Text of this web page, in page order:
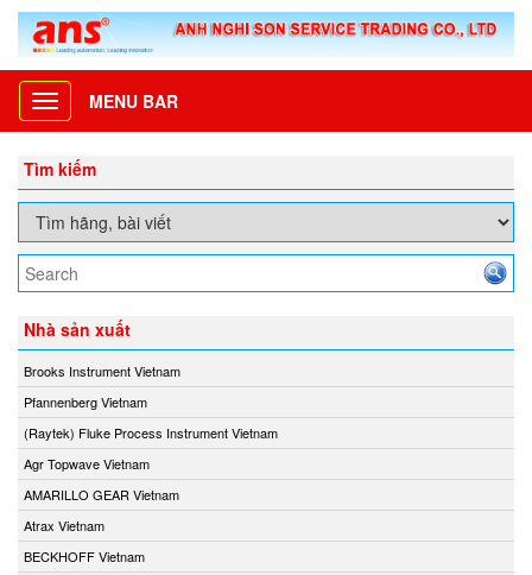
Toggle
navigation
MENU BAR
Tìm kiếm
Nhà sản xuất
Brooks Instrument Vietnam
Pfannenberg Vietnam
(Raytek) Fluke Process Instrument Vietnam
Agr Topwave Vietnam
AMARILLO GEAR Vietnam
Atrax Vietnam
BECKHOFF Vietnam